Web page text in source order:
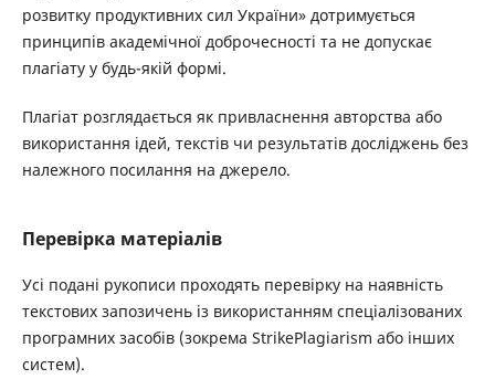
розвитку продуктивних сил України» дотримується
принципів академічної доброчесності та не допускає
плагіату у будь-якій формі.
Плагіат розглядається як привласнення авторства або
використання ідей, текстів чи результатів досліджень без
належного посилання на джерело.
Перевірка матеріалів
Усі подані рукописи проходять перевірку на наявність
текстових запозичень із використанням спеціалізованих
програмних засобів (зокрема StrikePlagiarism або інших
систем).